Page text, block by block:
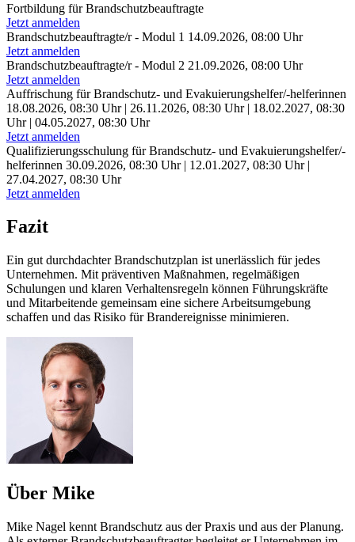
Fortbildung für Brandschutzbeauftragte
Jetzt anmelden
Brandschutzbeauftragte/r - Modul 1 14.09.2026, 08:00 Uhr
Jetzt anmelden
Brandschutzbeauftragte/r - Modul 2 21.09.2026, 08:00 Uhr
Jetzt anmelden
Auffrischung für Brandschutz- und Evakuierungshelfer/-helferinnen
18.08.2026, 08:30 Uhr | 26.11.2026, 08:30 Uhr | 18.02.2027, 08:30
Uhr | 04.05.2027, 08:30 Uhr
Jetzt anmelden
Qualifizierungsschulung für Brandschutz- und Evakuierungshelfer/-
helferinnen 30.09.2026, 08:30 Uhr | 12.01.2027, 08:30 Uhr |
27.04.2027, 08:30 Uhr
Jetzt anmelden
Fazit
Ein gut durchdachter Brandschutzplan ist unerlässlich für jedes
Unternehmen. Mit präventiven Maßnahmen, regelmäßigen
Schulungen und klaren Verhaltensregeln können Führungskräfte
und Mitarbeitende gemeinsam eine sichere Arbeitsumgebung
schaffen und das Risiko für Brandereignisse minimieren.
Über Mike
Mike Nagel kennt Brandschutz aus der Praxis und aus der Planung.